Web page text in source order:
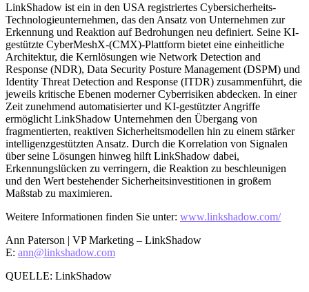
LinkShadow ist ein in den USA registriertes Cybersicherheits-
Technologieunternehmen, das den Ansatz von Unternehmen zur
Erkennung und Reaktion auf Bedrohungen neu definiert. Seine KI-
gestützte CyberMeshX-(CMX)-Plattform bietet eine einheitliche
Architektur, die Kernlösungen wie Network Detection and
Response (NDR), Data Security Posture Management (DSPM) und
Identity Threat Detection and Response (ITDR) zusammenführt, die
jeweils kritische Ebenen moderner Cyberrisiken abdecken. In einer
Zeit zunehmend automatisierter und KI-gestützter Angriffe
ermöglicht LinkShadow Unternehmen den Übergang von
fragmentierten, reaktiven Sicherheitsmodellen hin zu einem stärker
intelligenzgestützten Ansatz. Durch die Korrelation von Signalen
über seine Lösungen hinweg hilft LinkShadow dabei,
Erkennungslücken zu verringern, die Reaktion zu beschleunigen
und den Wert bestehender Sicherheitsinvestitionen in großem
Maßstab zu maximieren.
Weitere Informationen finden Sie unter: www.linkshadow.com/
Ann Paterson | VP Marketing – LinkShadow
E: ann@linkshadow.com
QUELLE: LinkShadow